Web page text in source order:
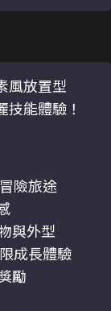
風放置型
能體驗！
險旅途
與外型
成長體驗
勵